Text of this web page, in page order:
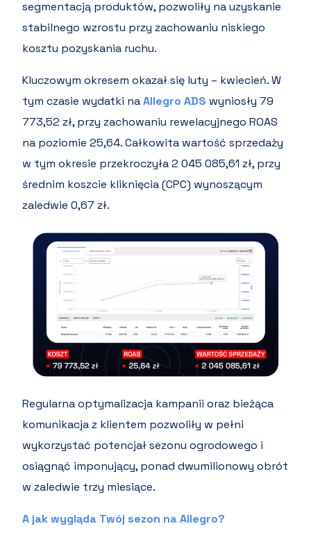
segmentacją produktów, pozwoliły na uzyskanie
stabilnego wzrostu przy zachowaniu niskiego
kosztu pozyskania ruchu.
Kluczowym okresem okazał się luty – kwiecień. W
tym czasie wydatki na Allegro ADS wyniosły 79
773,52 zł, przy zachowaniu rewelacyjnego ROAS
na poziomie 25,64. Całkowita wartość sprzedaży
w tym okresie przekroczyła 2 045 085,61 zł, przy
średnim koszcie kliknięcia (CPC) wynoszącym
zaledwie 0,67 zł.
Regularna optymalizacja kampanii oraz bieżąca
komunikacja z klientem pozwoliły w pełni
wykorzystać potencjał sezonu ogrodowego i
osiągnąć imponujący, ponad dwumilionowy obrót
w zaledwie trzy miesiące.
A jak wygląda Twój sezon na Allegro?